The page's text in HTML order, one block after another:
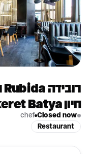
חיון in Mazkeret Batya
Closed now
chef
Restaurant